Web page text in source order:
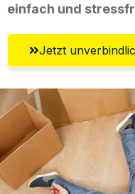
einfach und
Jetzt